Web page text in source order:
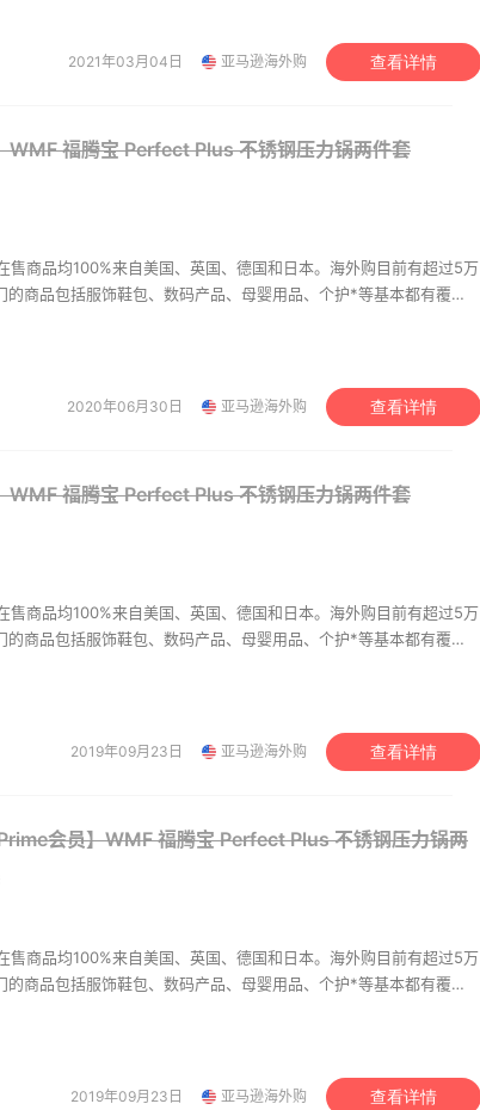
2021年03月04日 亚马逊海外购 查看详情
WMF 福腾宝 Perfect Plus 不锈钢压力锅两件套
售商品均100%来自美国、英国、德国和日本。海外购目前有超过5万
商品包括服饰鞋包、数码产品、母婴用品、个护*等基本都有覆
同步，为苦于语言障碍和不会转运的用户提供便利及中国本地客服
2020年06月30日 亚马逊海外购 查看详情
WMF 福腾宝 Perfect Plus 不锈钢压力锅两件套
售商品均100%来自美国、英国、德国和日本。海外购目前有超过5万
商品包括服饰鞋包、数码产品、母婴用品、个护*等基本都有覆
同步，为苦于语言障碍和不会转运的用户提供便利及中国本地客服
2019年09月23日 亚马逊海外购 查看详情
会员】WMF 福腾宝 Perfect Plus 不锈钢压力锅两
售商品均100%来自美国、英国、德国和日本。海外购目前有超过5万
商品包括服饰鞋包、数码产品、母婴用品、个护*等基本都有覆
同步，为苦于语言障碍和不会转运的用户提供便利及中国本地客服
2019年09月23日 亚马逊海外购 查看详情
IMPACT 女
元）
$243.99
官翻
元）$849.99